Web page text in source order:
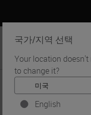
국가/지역 선택
Your location
to change it?
English
홈 • Knowledge Pathway •